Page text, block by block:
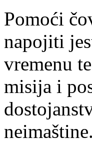
Pomoći
napojiti
vremenu
misija i
neimaštine.